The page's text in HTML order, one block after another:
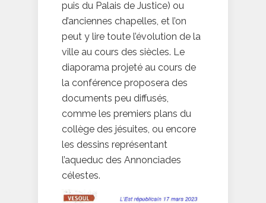
puis du Palais de Justice) ou
d’anciennes chapelles, et l’on
peut y lire toute l’évolution de la
ville au cours des siècles. Le
diaporama projeté au cours de
la conférence proposera des
documents peu diffusés,
comme les premiers plans du
collège des jésuites, ou encore
les dessins représentant
l’aqueduc des Annonciades
célestes.